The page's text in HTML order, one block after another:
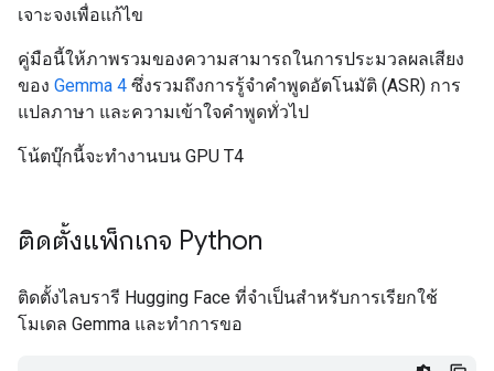
เจาะจงเพื่อแก้ไข
คู่มือนี้ให้ภาพรวมของความสามารถในการประมวลผลเสียง
ของ Gemma 4 ซึ่งรวมถึงการรู้จำคำพูดอัตโนมัติ (ASR) การ
แปลภาษา และความเข้าใจคำพูดทั่วไป
โน้ตบุ๊กนี้จะทำงานบน GPU T4
ติดตั้งแพ็กเกจ Python
ติดตั้งไลบรารี Hugging Face ที่จำเป็นสำหรับการเรียกใช้
โมเดล Gemma และทำการขอ